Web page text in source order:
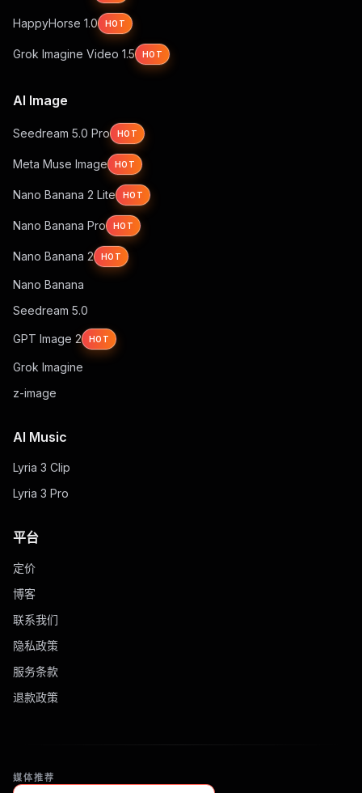
HappyHorse 1.0 HOT
Grok Imagine Video 1.5 HOT
AI Image
Seedream 5.0 Pro HOT
Meta Muse Image HOT
Nano Banana 2 Lite HOT
Nano Banana Pro HOT
Nano Banana 2 HOT
Nano Banana
Seedream 5.0
GPT Image 2 HOT
Grok Imagine
z-image
AI Music
Lyria 3 Clip
Lyria 3 Pro
平台
定价
博客
联系我们
隐私政策
服务条款
退款政策
媒体推荐